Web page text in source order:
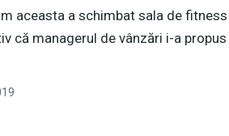
aceasta a schimbat sala de
că managerul de vânzări i-a